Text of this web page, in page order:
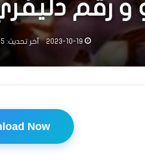
و رقم
2023-10-19 آخر تحديث: 2025-05-31
Now